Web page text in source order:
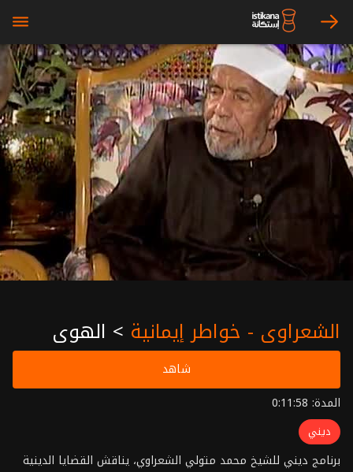
arrow_right
bars
الشعراوي - خواطر إيمانية > الهوى
شاهد
المدة: 0:11:58
ديني
برنامج ديني للشيخ محمد متولي الشعراوي، يناقش القضايا الدينية